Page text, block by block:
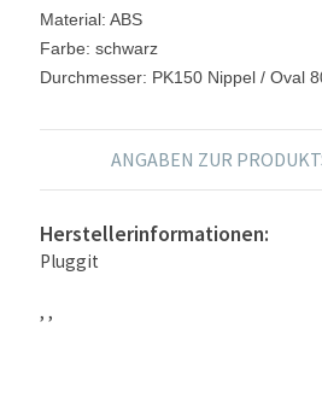
Material: ABS
Farbe: schwarz
Durchmesser: PK150 Nippel / Oval
ANGABEN ZUR
Herstellerinformationen:
Pluggit
, ,